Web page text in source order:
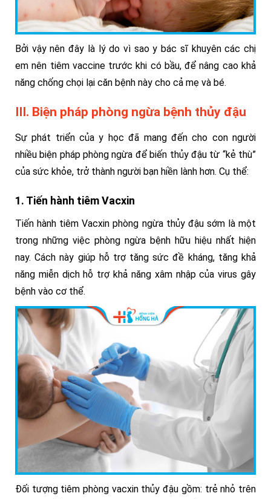
Bởi vậy nên đây là lý do vì sao y bác sĩ khuyên các chị
em nên tiêm vaccine trước khi có bầu, để nâng cao khả
năng chống chọi lại căn bệnh này cho cả mẹ và bé.
III. Biện pháp phòng ngừa bệnh thủy đậu
Sự phát triển của y học đã mang đến cho con người
nhiều biện pháp phòng ngừa để biến thủy đậu từ “kẻ thù”
của sức khỏe, trở thành người bạn hiền lành hơn. Cụ thể:
1. Tiến hành tiêm Vacxin
Tiến hành tiêm Vacxin phòng ngừa thủy đậu sớm là một
trong những việc phòng ngừa bệnh hữu hiệu nhất hiện
nay. Cách này giúp hỗ trợ tăng sức đề kháng, tăng khả
năng miễn dịch hỗ trợ khả năng xâm nhập của virus gây
bệnh vào cơ thể.
Đối tượng tiêm phòng vacxin thủy đậu gồm: trẻ nhỏ trên